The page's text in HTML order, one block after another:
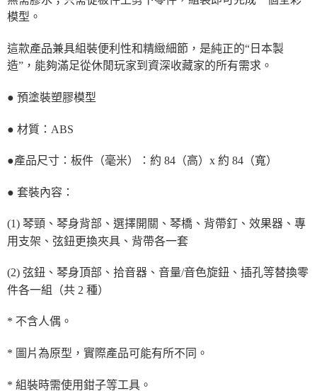
模型。
這款產品兼具組裝便利性和精緻細節，是純正的“日本製
造”，能夠滿足從休閒玩家到資深收藏家的所有需求。
● 預塗裝塑膠模型
● 材質：ABS
●產品尺寸：板件（毫米）：約 84（高）x 約 84（寬）
● 套裝內容：
(1) 琴頸、琴身背部、選擇開關、琴橋、背帶釘、效果器、專
用支架、弦鈕更換夾具、背帶各一套
(2) 弦鈕、琴身頂部、拾音器、音量/音色旋鈕、插孔等替換零
件各一組（共 2 種）
* 不含人偶。
* 圖片為原型，實際產品可能有所不同。
* 組裝時需使用鉗子等工具。